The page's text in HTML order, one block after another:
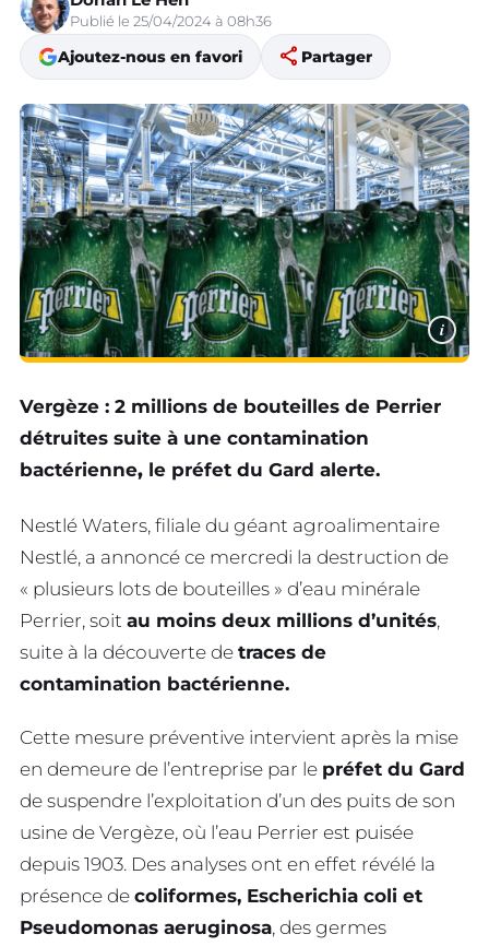
Publié le 25/04/2024 à 08h36
Ajoutez-nous en favori share Partager
i
Vergèze : 2 millions de bouteilles de Perrier
détruites suite à une contamination
bactérienne, le préfet du Gard alerte.
Nestlé Waters, filiale du géant agroalimentaire
Nestlé, a annoncé ce mercredi la destruction de
« plusieurs lots de bouteilles » d’eau minérale
Perrier, soit au moins deux millions d’unités,
suite à la découverte de traces de
contamination bactérienne.
Cette mesure préventive intervient après la mise
en demeure de l’entreprise par le préfet du Gard
de suspendre l’exploitation d’un des puits de son
usine de Vergèze, où l’eau Perrier est puisée
depuis 1903. Des analyses ont en effet révélé la
présence de coliformes, Escherichia coli et
Pseudomonas aeruginosa, des germes